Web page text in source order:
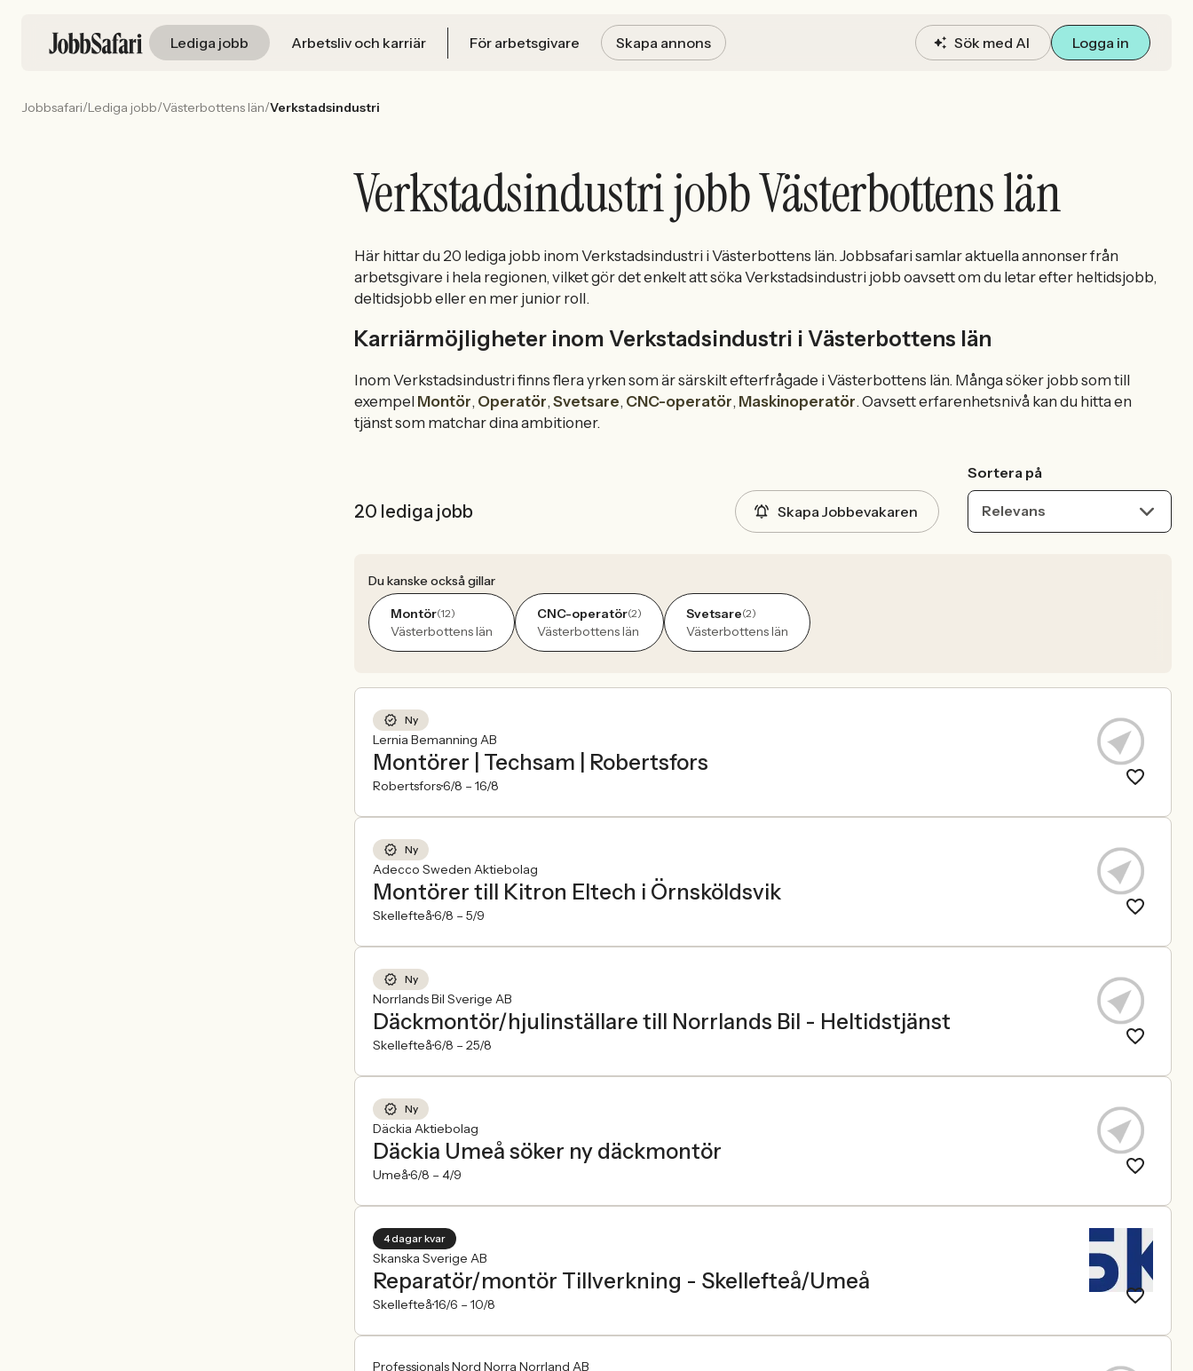
Lediga jobb Arbetsliv och karriär För arbetsgivare Skapa annons Sök med AI Logga in
Jobbsafari/Lediga jobb/Västerbottens län/Verkstadsindustri
Verkstadsindustri jobb Västerbottens län
Här hittar du 20 lediga jobb inom Verkstadsindustri i Västerbottens län. Jobbsafari samlar aktuella annonser från
arbetsgivare i hela regionen, vilket gör det enkelt att söka Verkstadsindustri jobb oavsett om du letar efter heltidsjobb,
deltidsjobb eller en mer junior roll.
Karriärmöjligheter inom Verkstadsindustri i Västerbottens län
Inom Verkstadsindustri finns flera yrken som är särskilt efterfrågade i Västerbottens län. Många söker jobb som till
exempel Montör, Operatör,Svetsare, CNC-operatör, Maskinoperatör. Oavsett erfarenhetsnivå kan du hitta en
tjänst som matchar dina ambitioner.
20 lediga jobb Skapa Jobbevakaren
Sortera på
Relevans
Du kanske också gillar
Montör(12)
Västerbottens län
CNC-operatör(2)
Västerbottens län
Svetsare(2)
Västerbottens län
Ny
Lernia Bemanning AB
Montörer | Techsam | Robertsfors
Robertsfors6/8 – 16/8
Ny
Adecco Sweden Aktiebolag
Montörer till Kitron Eltech i Örnsköldsvik
Skellefteå6/8 – 5/9
Ny
Norrlands Bil Sverige AB
Däckmontör/hjulinställare till Norrlands Bil - Heltidstjänst
Skellefteå6/8 – 25/8
Ny
Däckia Aktiebolag
Däckia Umeå söker ny däckmontör
Umeå6/8 – 4/9
4 dagar kvar
Skanska Sverige AB
Reparatör/montör Tillverkning - Skellefteå/Umeå
Skellefteå16/6 – 10/8
Professionals Nord Norra Norrland AB